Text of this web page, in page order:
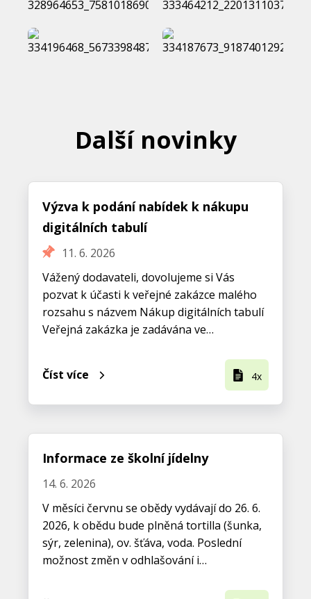
Další novinky
Výzva k podání nabídek k nákupu
digitálních tabulí
11. 6. 2026
Vážený dodavateli, dovolujeme si Vás
pozvat k účasti k veřejné zakázce malého
rozsahu s názvem Nákup digitálních tabulí
Veřejná zakázka je zadávána ve…
Číst více 4x
Informace ze školní jídelny
14. 6. 2026
V měsíci červnu se obědy vydávají do 26. 6.
2026, k obědu bude plněná tortilla (šunka,
sýr, zelenina), ov. šťáva, voda. Poslední
možnost změn v odhlašování i…